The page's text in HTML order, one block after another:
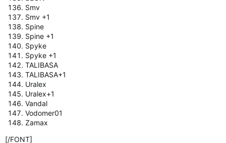
Smv
Smv +1
Spine
Spine +1
Spyke
Spyke +1
TALIBASA
TALIBASA+1
Uralex
Uralex+1
Vandal
Vodomer01
Zamax
[/FONT]